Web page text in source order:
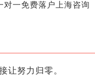
一免费落户上海咨询
努力归零。